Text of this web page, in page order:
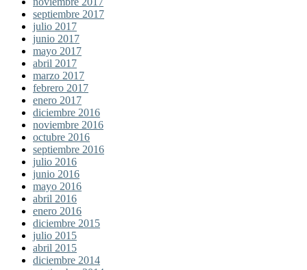
septiembre 2017
julio 2017
junio 2017
mayo 2017
abril 2017
marzo 2017
febrero 2017
enero 2017
diciembre 2016
noviembre 2016
octubre 2016
septiembre 2016
julio 2016
junio 2016
mayo 2016
abril 2016
enero 2016
diciembre 2015
julio 2015
abril 2015
diciembre 2014